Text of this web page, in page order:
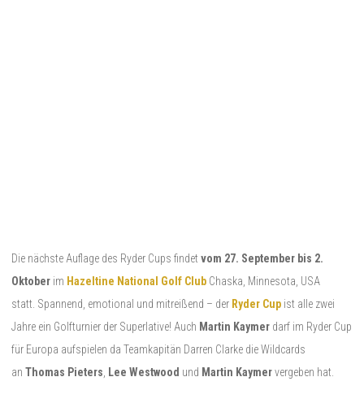
Die nächste Auflage des Ryder Cups findet vom 27. September bis 2.
Oktober im Hazeltine National Golf Club Chaska, Minnesota, USA
statt. Spannend, emotional und mitreißend – der Ryder Cup ist alle zwei
Jahre ein Golfturnier der Superlative! Auch Martin Kaymer darf im Ryder Cup
für Europa aufspielen da Teamkapitän Darren Clarke die Wildcards
an Thomas Pieters Lee Westwood und Martin Kaymervergeben hat.